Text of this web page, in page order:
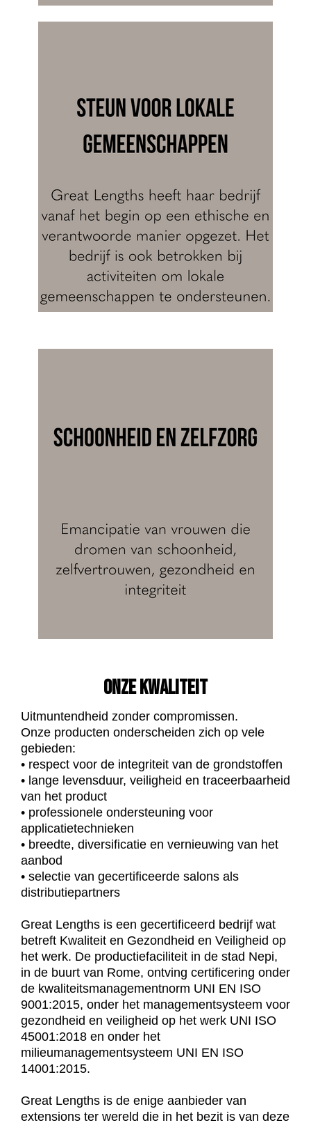
ONZE KWALITEIT
Uitmuntendheid zonder compromissen.
Onze producten onderscheiden zich op vele
gebieden:
• respect voor de integriteit van de grondstoffen
• lange levensduur, veiligheid en traceerbaarheid
van het product
• professionele ondersteuning voor
applicatietechnieken
• breedte, diversificatie en vernieuwing van het
aanbod
• selectie van gecertificeerde salons als
distributiepartners
Great Lengths is een gecertificeerd bedrijf wat
betreft Kwaliteit en Gezondheid en Veiligheid op
het werk. De productiefaciliteit in de stad Nepi,
in de buurt van Rome, ontving certificering onder
de kwaliteitsmanagementnorm UNI EN ISO
9001:2015, onder het managementsysteem voor
gezondheid en veiligheid op het werk UNI ISO
45001:2018 en onder het
milieumanagementsysteem UNI EN ISO
14001:2015.
Great Lengths is de enige aanbieder van
extensions ter wereld die in het bezit is van deze